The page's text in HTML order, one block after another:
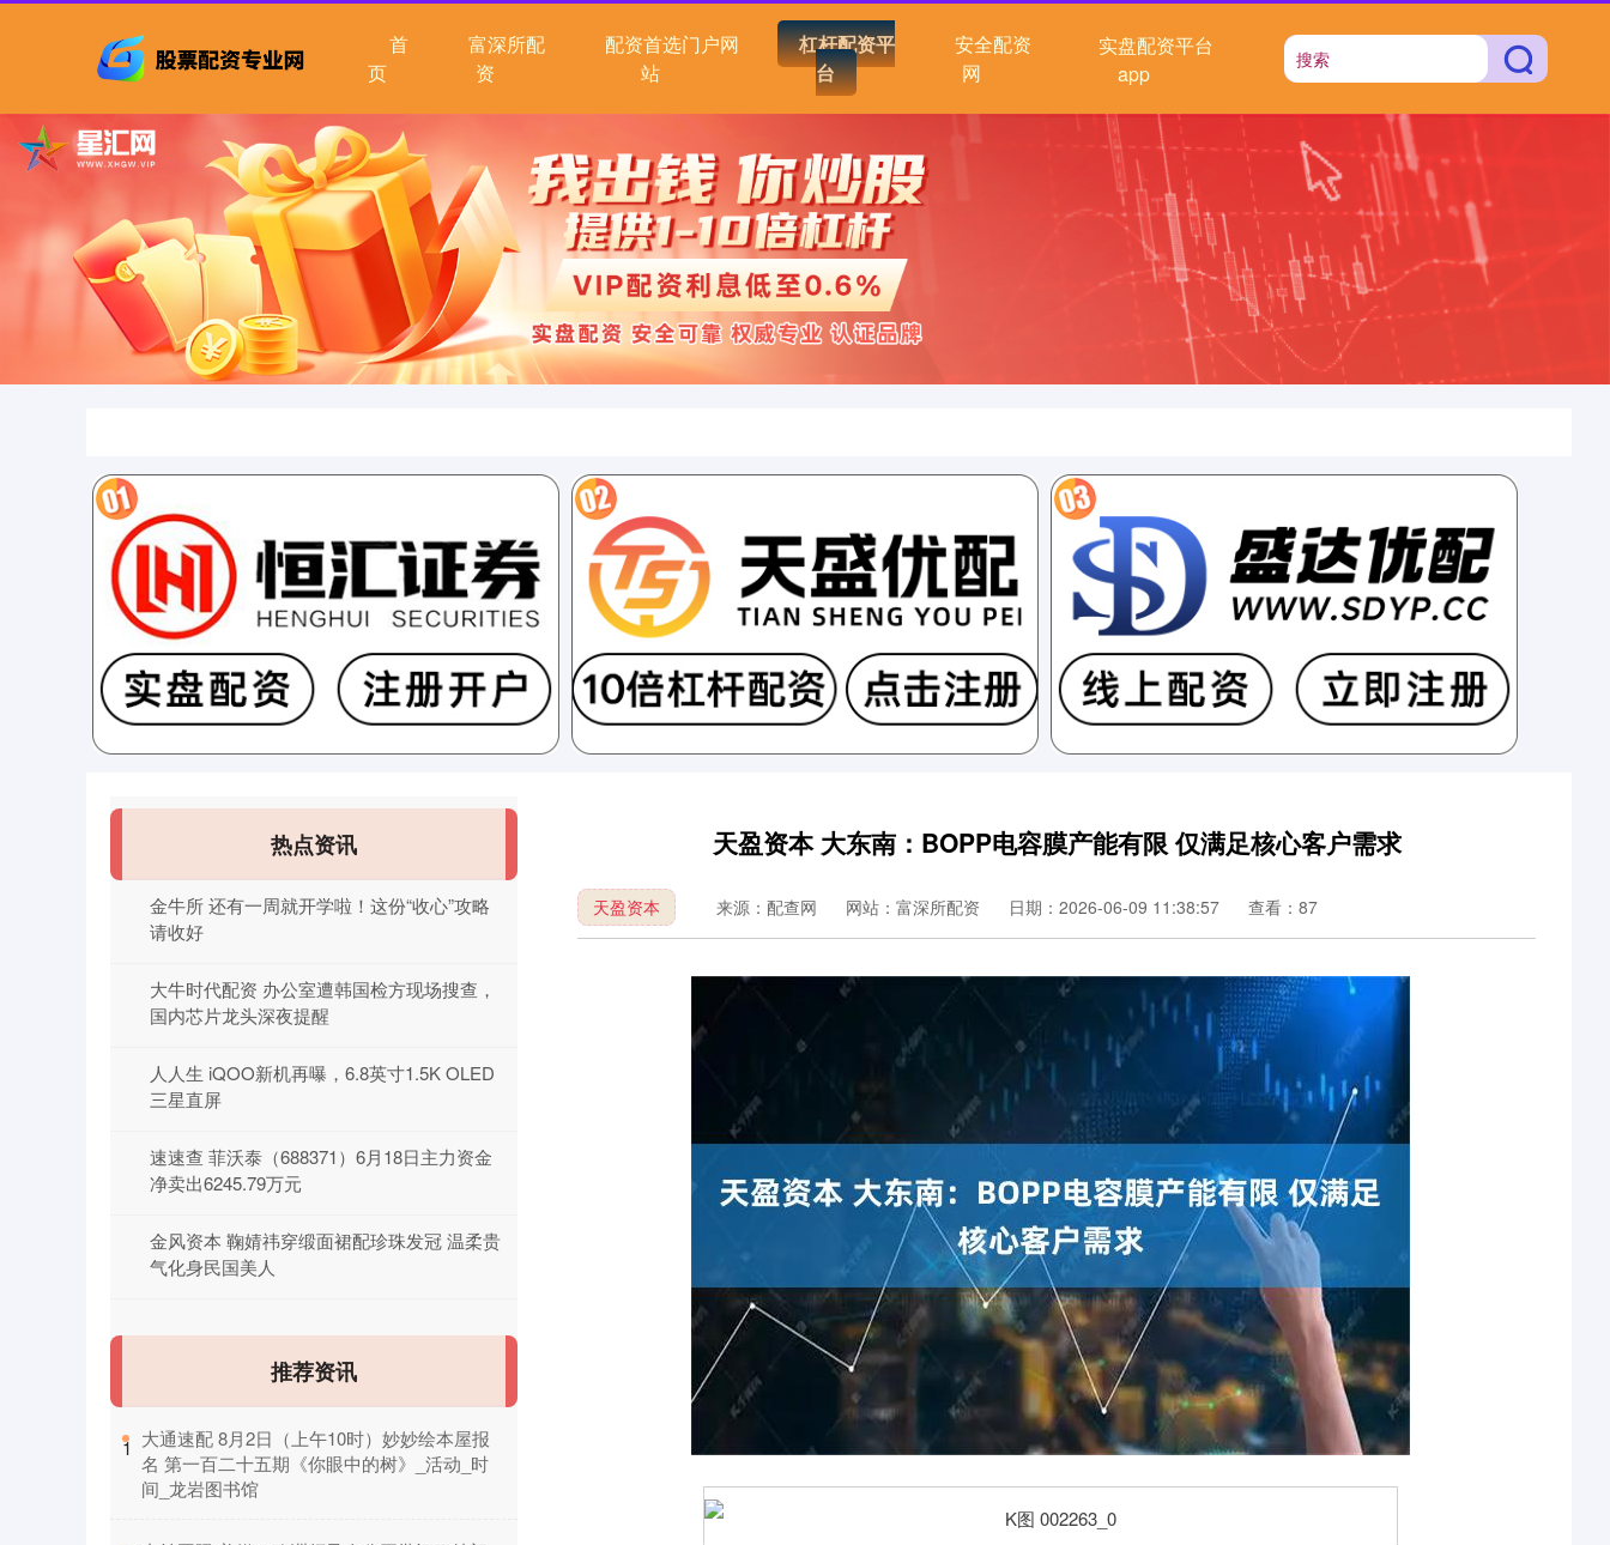
首
页
富深所配
资
配资首选门户网
站
杠杆配资平
台
安全配资
网
实盘配资平台
app
天盈资本 大东南：BOPP电容膜产能有限 仅满足核心客户需求
天盈资本 来源：配查网 网站：富深所配资 日期：2026-06-09 11:38:57 查看：87
热点资讯
金牛所 还有一周就开学啦！这份“收心”攻略
请收好
大牛时代配资 办公室遭韩国检方现场搜查，
国内芯片龙头深夜提醒
人人生 iQOO新机再曝，6.8英寸1.5K OLED
三星直屏
速速查 菲沃泰（688371）6月18日主力资金
净卖出6245.79万元
金风资本 鞠婧祎穿缎面裙配珍珠发冠 温柔贵
气化身民国美人
推荐资讯
1 ​大通速配 8月2日（上午10时）妙妙绘本屋报
名 第一百二十五期《你眼中的树》_活动_时
间_龙岩图书馆